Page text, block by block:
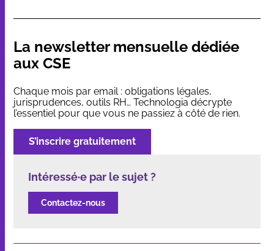
La newsletter mensuelle dédiée
aux CSE
Chaque mois par email : obligations légales,
jurisprudences, outils RH… Technologia décrypte
l’essentiel pour que vous ne passiez à côté de rien.
S’inscrire gratuitement
Intéressé·e par le sujet ?
Contactez-nous